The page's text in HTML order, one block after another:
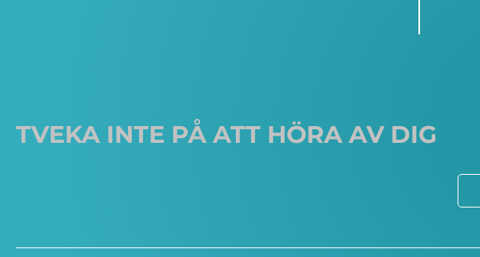
TVEKA INTE PÅ ATT HÖRA AV DIG